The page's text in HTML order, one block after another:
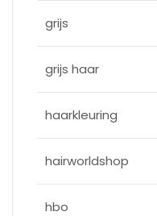
grijs
grijs haar
haarkleuring
hairworldshop
hbo